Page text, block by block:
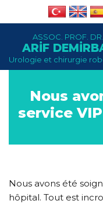
ASSOC. PROF. DR.
ARİF
Urologie et chirurgie
Nous
service
Nous avons été
hôpital. Tout est